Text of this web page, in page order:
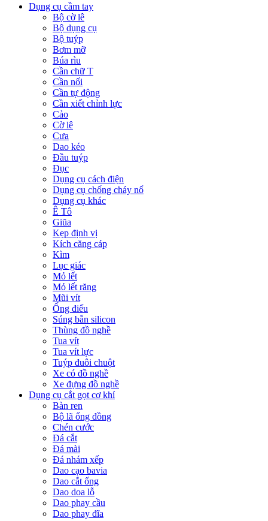
Dụng cụ cầm tay
Bộ cờ lê
Bộ dụng cụ
Bộ tuýp
Bơm mỡ
Búa rìu
Cần chữ T
Cần nối
Cần tự động
Cần xiết chỉnh lực
Cảo
Cờ lê
Cưa
Dao kéo
Đầu tuýp
Đục
Dụng cụ cách điện
Dụng cụ chống cháy nổ
Dụng cụ khác
Ê Tô
Giũa
Kẹp định vị
Kích căng cáp
Kìm
Lục giác
Mỏ lết
Mỏ lết răng
Mũi vít
Ống điếu
Súng bắn silicon
Thùng đồ nghề
Tua vít
Tua vít lực
Tuýp đuôi chuột
Xe có đồ nghề
Xe đựng đồ nghề
Dụng cụ cắt gọt cơ khí
Bàn ren
Bộ lã ống đồng
Chén cước
Đá cắt
Đá mài
Đá nhám xếp
Dao cạo bavia
Dao cắt ống
Dao doa lỗ
Dao phay cầu
Dao phay đĩa